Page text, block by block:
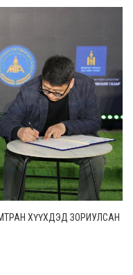
ХҮҮХДЭД ЗОРИУЛСАН